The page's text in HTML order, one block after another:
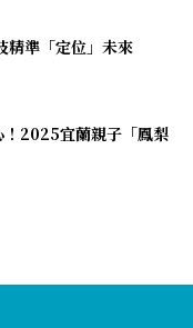
精準「定位」未來
！2025宜蘭親子「鳳梨